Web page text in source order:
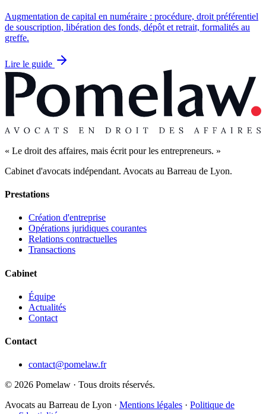
Augmentation de capital en numéraire : procédure, droit préférentiel
de souscription, libération des fonds, dépôt et retrait, formalités au
greffe.
Lire le guide
« Le droit des affaires, mais écrit pour les entrepreneurs. »
Cabinet d'avocats indépendant. Avocats au Barreau de Lyon.
Prestations
Création d'entreprise
Opérations juridiques courantes
Relations contractuelles
Transactions
Cabinet
Équipe
Actualités
Contact
Contact
contact@pomelaw.fr
© 2026 Pomelaw · Tous droits réservés.
Avocats au Barreau de Lyon · Mentions légales · Politique de